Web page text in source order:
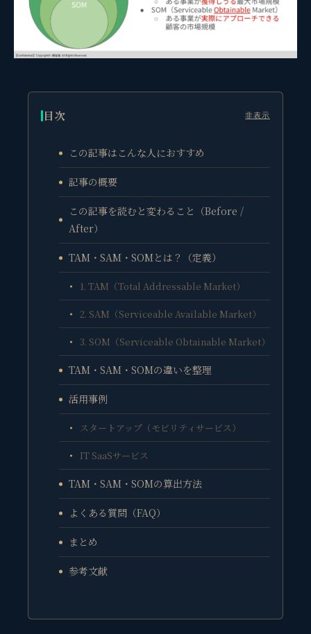
目次 非表示
この記事はこんな人におすすめ
記事の概要
この記事を読むと変わること（Before /
After）
TAM・SAM・SOMとは？（定義）
1. TAM（Total Addressable Market）
2. SAM（Serviceable Available Market）
3. SOM（Serviceable Obtainable Market）
TAM・SAM・SOMの違いを整理
活用事例
スタートアップ（モビリティサービス）
IT SaaSサービス
TAM・SAM・SOMの算出方法
よくある質問（FAQ）
まとめ
参考文献